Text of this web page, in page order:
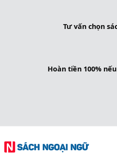
Tư vấn chọn
Hoàn tiền 100%